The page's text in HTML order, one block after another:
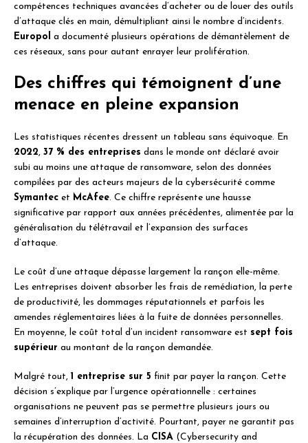
compétences techniques avancées d’acheter ou de louer des outils
d’attaque clés en main, démultipliant ainsi le nombre d’incidents.
Europol a documenté plusieurs opérations de démantèlement de
ces réseaux, sans pour autant enrayer leur prolifération.
Des chiffres qui témoignent d’une
menace en pleine expansion
Les statistiques récentes dressent un tableau sans équivoque. En
2022, 37 % des entreprises dans le monde ont déclaré avoir
subi au moins une attaque de ransomware, selon des données
compilées par des acteurs majeurs de la cybersécurité comme
Symantec et McAfee. Ce chiffre représente une hausse
significative par rapport aux années précédentes, alimentée par la
généralisation du télétravail et l’expansion des surfaces
d’attaque.
Le coût d’une attaque dépasse largement la rançon elle-même.
Les entreprises doivent absorber les frais de remédiation, la perte
de productivité, les dommages réputationnels et parfois les
amendes réglementaires liées à la fuite de données personnelles.
En moyenne, le coût total d’un incident ransomware est sept fois
supérieur au montant de la rançon demandée.
Malgré tout, 1 entreprise sur 5 finit par payer la rançon. Cette
décision s’explique par l’urgence opérationnelle : certaines
organisations ne peuvent pas se permettre plusieurs jours ou
semaines d’interruption d’activité. Pourtant, payer ne garantit pas
la récupération des données. La CISA (Cybersecurity and